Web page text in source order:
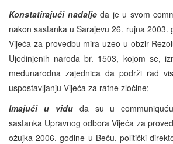
Konstatirajući nadaljeda je u svom
nakon sastanka u Sarajevu 26. rujna 2003.
Vijeća za provedbu mira uzeo u obzir
Ujedinjenih naroda br. 1503, kojom se,
međunarodna zajednica da podrži rad
uspostavljanju Vijeća za ratne zločine;
Imajući u vidu da su u
sastanka Upravnog odbora Vijeća za
ožujka 2006. godine u Beču, politički